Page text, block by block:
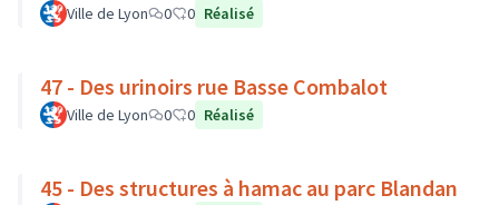
Ville de Lyon 0 0 Réalisé
47 - Des urinoirs rue Basse Combalot
Ville de Lyon 0 0 Réalisé
45 - Des structures à hamac au parc Blandan